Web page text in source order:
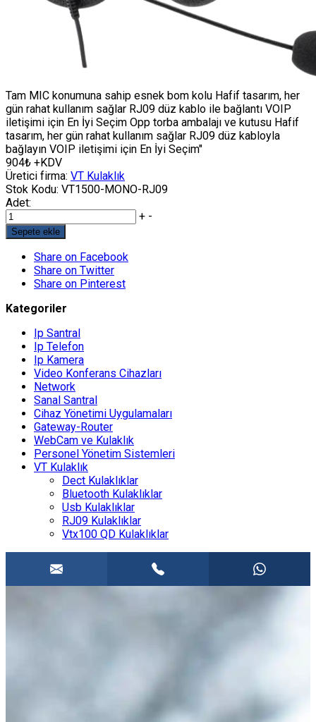
Tam MIC konumuna sahip esnek bom kolu Hafif tasarım, her
gün rahat kullanım sağlar RJ09 düz kablo ile bağlantı VOIP
iletişimi için En İyi Seçim Opp torba ambalajı ve kutusu Hafif
tasarım, her gün rahat kullanım sağlar RJ09 düz kabloyla
bağlayın VOIP iletişimi için En İyi Seçim"
904₺ +KDV
Üretici firma: VT Kulaklık
Stok Kodu: VT1500-MONO-RJ09
Adet:
+ -
Sepete ekle
Share on Facebook
Share on Twitter
Share on Pinterest
Kategoriler
Ip Santral
Ip Telefon
Ip Kamera
Video Konferans Cihazları
Network
Sanal Santral
Cihaz Yönetimi Uygulamaları
Gateway-Router
WebCam ve Kulaklık
Personel Yönetim Sistemleri
VT Kulaklık
Dect Kulaklıklar
Bluetooth Kulaklıklar
Usb Kulaklıklar
RJ09 Kulaklıklar
Vtx100 QD Kulaklıklar